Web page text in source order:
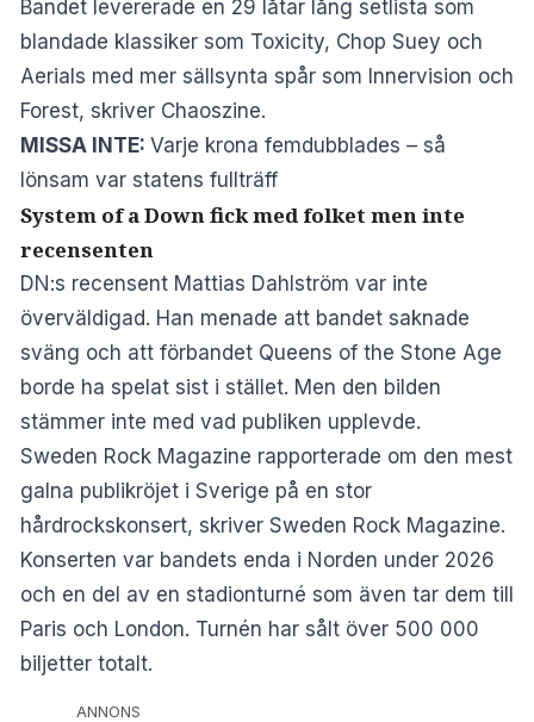
Bandet levererade en 29 låtar lång setlista som
blandade klassiker som Toxicity, Chop Suey och
Aerials med mer sällsynta spår som Innervision och
Forest, skriver Chaoszine.
MISSA INTE: Varje krona femdubblades – så
lönsam var statens fullträff
System of a Down fick med folket men inte
recensenten
DN:s recensent Mattias Dahlström var inte
överväldigad. Han menade att bandet saknade
sväng och att förbandet Queens of the Stone Age
borde ha spelat sist i stället. Men den bilden
stämmer inte med vad publiken upplevde.
Sweden Rock Magazine rapporterade om den mest
galna publikröjet i Sverige på en stor
hårdrockskonsert, skriver Sweden Rock Magazine.
Konserten var bandets enda i Norden under 2026
och en del av en stadionturné som även tar dem till
Paris och London. Turnén har sålt över 500 000
biljetter totalt.
ANNONS